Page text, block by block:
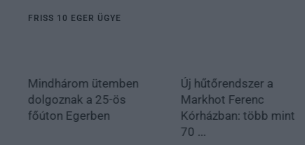
FRISS 10 EGER ÜGYE
Mindhárom ütemben
dolgoznak a 25-ös
főúton Egerben
Új hűtőrendszer a
Markhot Ferenc
Kórházban: több mint
70 ...